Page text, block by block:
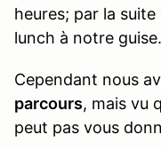
heures; par la suite
lunch à notre guise.
Cependant nous
parcours, mais vu
peut pas vous